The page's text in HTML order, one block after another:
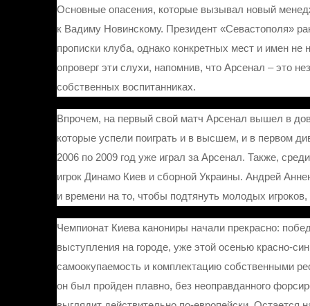
Основные опасения, которые вызывал новый
к Вадиму Новинскому. Президент «Севастополя»
прописки клуба, однако конкретных мест и имен
опроверг эти слухи, напомнив, что Арсенал – это
собственных воспитанниках.
Впрочем, на первый свой матч Арсенал вышел в
которые успели поиграть и в высшем, и в первом
2006 по 2009 год уже играл за Арсенал. Также,
игрок Динамо Киев и сборной Украины. Андрей
и времени на то, чтобы подтянуть молодых
Чемпионат Киева канониры начали прекрасно:
выступления на городе, уже этой осенью красно-
самоокупаемость и комплектацию собственными
он был пройден плавно, без неоправданного